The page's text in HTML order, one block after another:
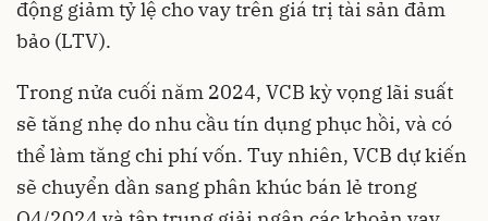
động giảm tỷ lệ cho vay trên giá trị tài sản đảm
bảo (LTV).
Trong nửa cuối năm 2024, VCB kỳ vọng lãi suất
sẽ tăng nhẹ do nhu cầu tín dụng phục hồi, và có
thể làm tăng chi phí vốn. Tuy nhiên, VCB dự kiến
sẽ chuyển dần sang phân khúc bán lẻ trong